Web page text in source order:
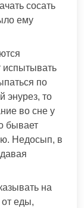
сосать
ему
испытывать
по
энурез, то
во сне у
бывает
Недосып, в
на
от еды,